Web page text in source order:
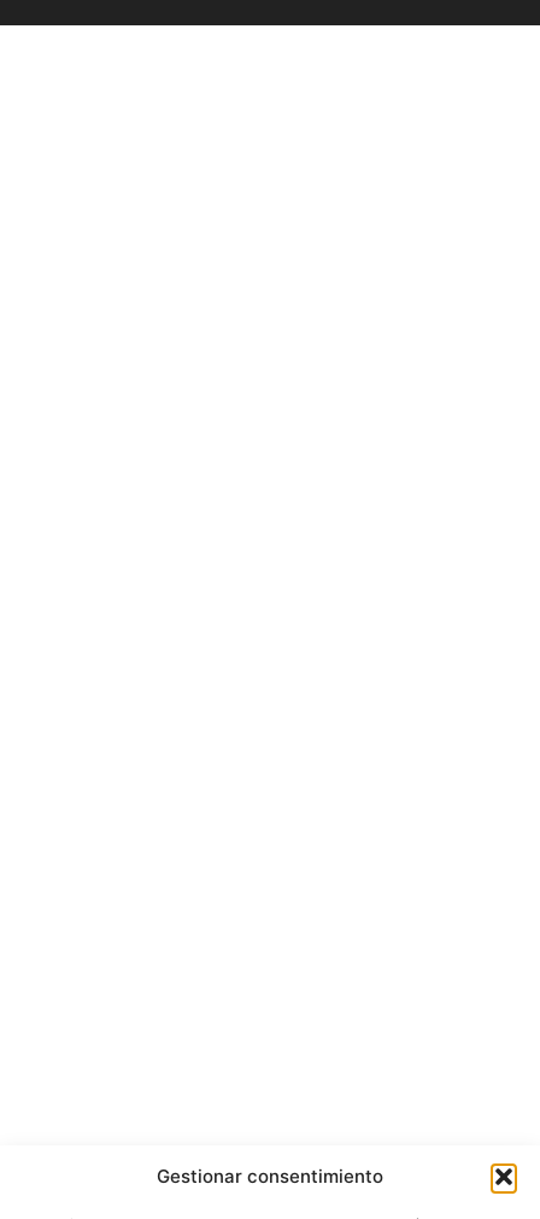
Gestionar consentimiento